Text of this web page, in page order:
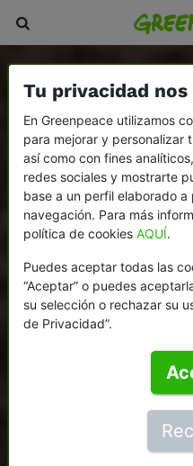
Tu privacidad
En Greenpeace utilizamos
para mejorar y personalizar
así como con fines
redes sociales y mostrarte
base a un perfil elaborado
navegación. Para más
política de cookies AQUÍ.
Puedes aceptar todas las
“Aceptar” o puedes
su selección o rechazar su
de Privacidad”.